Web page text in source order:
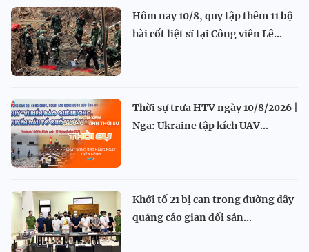
Hôm nay 10/8, quy tập thêm 11 bộ
hài cốt liệt sĩ tại Công viên Lê...
Thời sự trưa HTV ngày 10/8/2026 |
Nga: Ukraine tập kích UAV...
Khởi tố 21 bị can trong đường dây
quảng cáo gian dối sản...